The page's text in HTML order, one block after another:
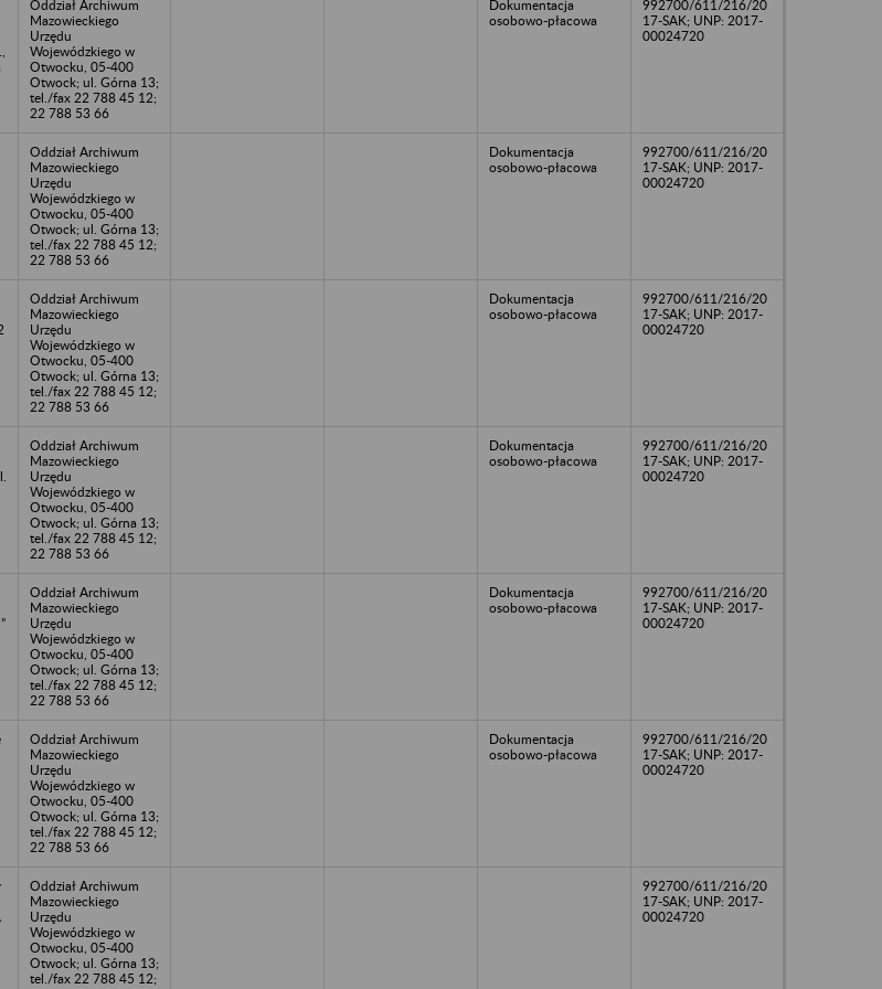
Oddział Archiwum
Mazowieckiego
Urzędu
Wojewódzkiego w
Otwocku, 05-400
Otwock; ul. Górna 13;
tel./fax 22 788 45 12;
22 788 53 66
Dokumentacja
osobowo-płacowa
992700/611/216/20
17-SAK; UNP: 2017-
00024720
Oddział Archiwum
Mazowieckiego
Urzędu
Wojewódzkiego w
Otwocku, 05-400
Otwock; ul. Górna 13;
tel./fax 22 788 45 12;
22 788 53 66
Dokumentacja
osobowo-płacowa
992700/611/216/20
17-SAK; UNP: 2017-
00024720
Oddział Archiwum
Mazowieckiego
Urzędu
Wojewódzkiego w
Otwocku, 05-400
Otwock; ul. Górna 13;
tel./fax 22 788 45 12;
22 788 53 66
Dokumentacja
osobowo-płacowa
992700/611/216/20
17-SAK; UNP: 2017-
00024720
Oddział Archiwum
Mazowieckiego
Urzędu
Wojewódzkiego w
Otwocku, 05-400
Otwock; ul. Górna 13;
tel./fax 22 788 45 12;
22 788 53 66
Dokumentacja
osobowo-płacowa
992700/611/216/20
17-SAK; UNP: 2017-
00024720
Oddział Archiwum
Mazowieckiego
Urzędu
Wojewódzkiego w
Otwocku, 05-400
Otwock; ul. Górna 13;
tel./fax 22 788 45 12;
22 788 53 66
Dokumentacja
osobowo-płacowa
992700/611/216/20
17-SAK; UNP: 2017-
00024720
Oddział Archiwum
Mazowieckiego
Urzędu
Wojewódzkiego w
Otwocku, 05-400
Otwock; ul. Górna 13;
tel./fax 22 788 45 12;
22 788 53 66
Dokumentacja
osobowo-płacowa
992700/611/216/20
17-SAK; UNP: 2017-
00024720
Oddział Archiwum
Mazowieckiego
Urzędu
Wojewódzkiego w
Otwocku, 05-400
Otwock; ul. Górna 13;
tel./fax 22 788 45 12;
992700/611/216/20
17-SAK; UNP: 2017-
00024720